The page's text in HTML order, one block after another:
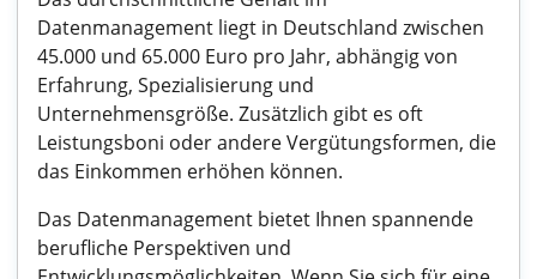
Datenmanagement liegt in Deutschland zwischen
45.000 und 65.000 Euro pro Jahr, abhängig von
Erfahrung, Spezialisierung und
Unternehmensgröße. Zusätzlich gibt es oft
Leistungsboni oder andere Vergütungsformen, die
das Einkommen erhöhen können.
Das Datenmanagement bietet Ihnen spannende
berufliche Perspektiven und